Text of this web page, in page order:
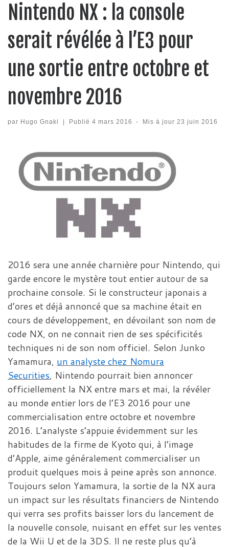
Nintendo NX : la console
serait révélée à l’E3 pour
une sortie entre octobre et
novembre 2016
par Hugo Gnaki Publié 4 mars 2016 - Mis à jour23 juin 2016
2016 sera une année charnière pour Nintendo, qui
garde encore le mystère tout entier autour de sa
prochaine console. Si le constructeur japonais a
d’ores et déjà annoncé que sa machine était en
cours de développement, en dévoilant son nom de
code NX, on ne connait rien de ses spécificités
techniques ni de son nom officiel. Selon Junko
Yamamura, un analyste chez Nomura
Securities, Nintendo pourrait bien annoncer
officiellement la NX entre mars et mai, la révéler
au monde entier lors de l’E3 2016 pour une
commercialisation entre octobre et novembre
2016. L’analyste s’appuie évidemment sur les
habitudes de la firme de Kyoto qui, à l’image
d’Apple, aime généralement commercialiser un
produit quelques mois à peine après son annonce.
Toujours selon Yamamura, la sortie de la NX aura
un impact sur les résultats financiers de Nintendo
qui verra ses profits baisser lors du lancement de
la nouvelle console, nuisant en effet sur les ventes
de la Wii U et de la 3DS. Il ne reste plus qu’à